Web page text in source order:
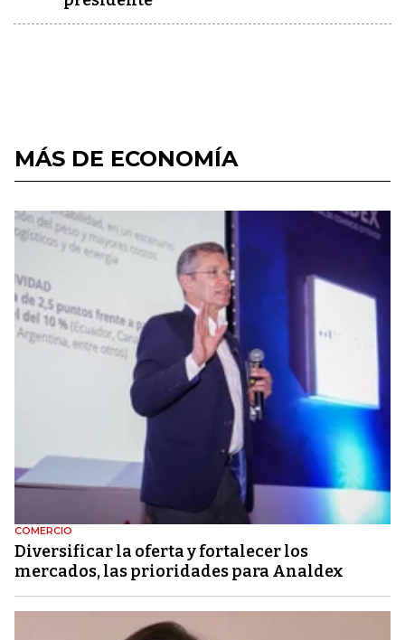
MÁS DE ECONOMÍA
COMERCIO
Diversificar la oferta y fortalecer los
mercados, las prioridades para Analdex